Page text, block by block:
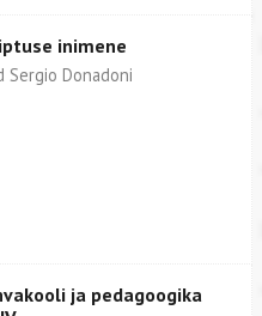
inimene
Sergio Donadoni
ja pedagoogika